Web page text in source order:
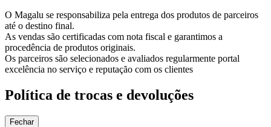
O Magalu se responsabiliza pela entrega dos produtos de parceiros
até o destino final.
As vendas são certificadas com nota fiscal e garantimos a
procedência de produtos originais.
Os parceiros são selecionados e avaliados regularmente portal
excelência no serviço e reputação com os clientes
Política de trocas e devoluções
Fechar